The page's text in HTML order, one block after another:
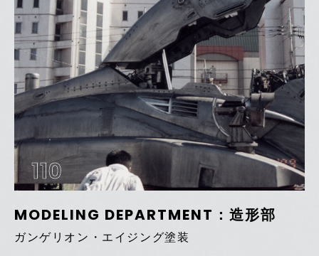
110
MODELING DEPARTMENT：造形部
ガンゲリオン・エイジング塗装